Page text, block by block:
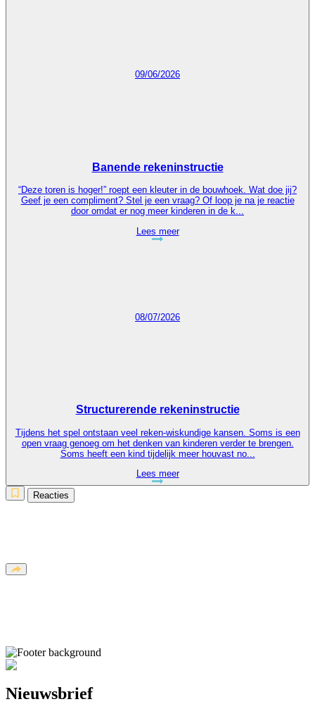
09/06/2026
Banende rekeninstructie
“Deze toren is hoger!” roept een kleuter in de bouwhoek. Wat doe jij?
Geef je een compliment? Stel je een vraag? Of loop je na je reactie
door omdat er nog meer kinderen in de k...
Lees meer
08/07/2026
Structurerende rekeninstructie
Tijdens het spel ontstaan veel reken-wiskundige kansen. Soms is een
open vraag genoeg om het denken van kinderen verder te brengen.
Soms heeft een kind tijdelijk meer houvast no...
Lees meer
Reacties
Nieuwsbrief